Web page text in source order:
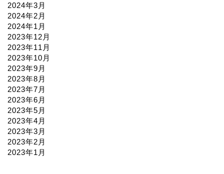
2024年3月
2024年2月
2024年1月
2023年12月
2023年11月
2023年10月
2023年9月
2023年8月
2023年7月
2023年6月
2023年5月
2023年4月
2023年3月
2023年2月
2023年1月